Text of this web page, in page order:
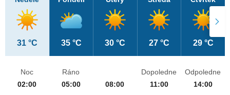
31 °C 35 °C 30 °C 27 °C 29 °C
Noc
02:00
Ráno
05:00
08:00
Dopoledne
11:00
Odpoledne
14:00